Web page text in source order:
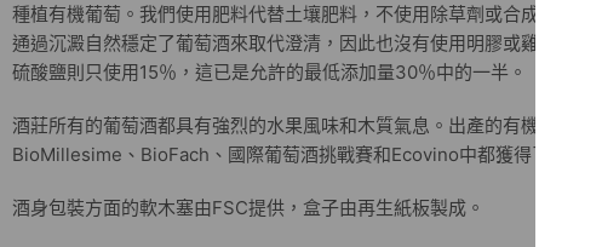
種植有機葡萄。我們使用肥料代替土壤肥料，不使用除草劑或合成化學農
通過沉澱自然穩定了葡萄酒來取代澄清，因此也沒有使用明膠或雞蛋或任
硫酸鹽則只使用15％，這已是允許的最低添加量30％中的一半。
酒莊所有的葡萄酒都具有強烈的水果風味和木質氣息。出產的有機葡萄酒
BioMillesime、BioFach、國際葡萄酒挑戰賽和Ecovino中都獲得了獎牌。
酒身包裝方面的軟木塞由FSC提供，盒子由再生紙板製成。